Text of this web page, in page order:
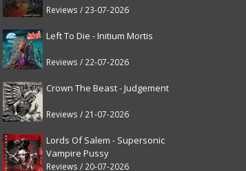
Reviews / 23-07-2026
Left To Die - Initium Mortis
Reviews / 22-07-2026
Crown The Beast - Judgement
Reviews / 21-07-2026
Lords Of Salem - Supersonic
Vampire Pussy
Reviews / 20-07-2026